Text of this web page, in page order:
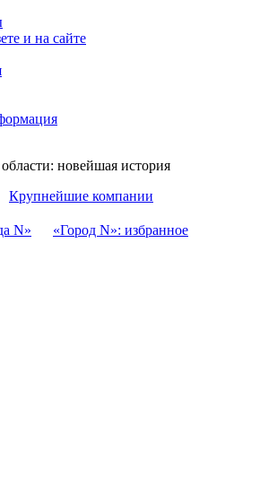
и на сайте
новейшая история
Крупнейшие компании
N» «Город N»: избранное